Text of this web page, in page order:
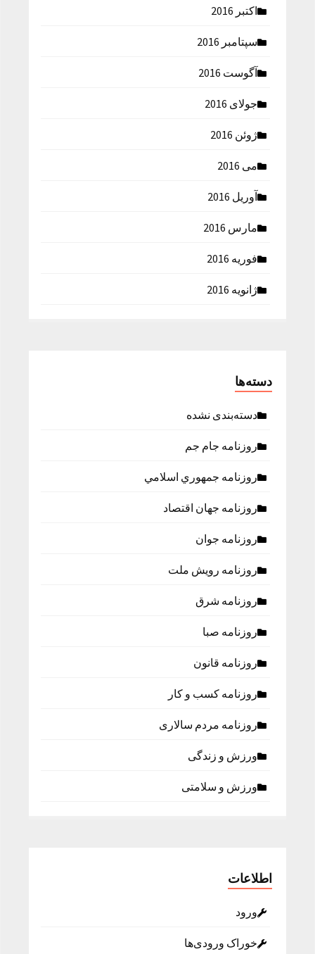
اکتبر 2016
سپتامبر 2016
آگوست 2016
جولای 2016
ژوئن 2016
می 2016
آوریل 2016
مارس 2016
فوریه 2016
ژانویه 2016
دسته‌ها
دسته‌بندی نشده
روزنامه جام جم
روزنامه جمهوري اسلامي
روزنامه جهان اقتصاد
روزنامه جوان
روزنامه رویش ملت
روزنامه شرق
روزنامه صبا
روزنامه قانون
روزنامه كسب و كار
روزنامه مردم سالاری
ورزش و زندگی
ورزش و سلامتی
اطلاعات
ورود
خوراک ورودی‌ها